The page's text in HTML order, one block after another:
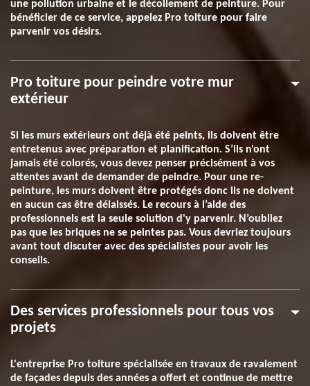
une pollution urbaine et le décollement de peinture. Pour
bénéficier de ce service, appelez Pro toiture pour faire
parvenir vos désirs.
Pro toiture pour peindre votre mur
extérieur
Si les murs extérieurs ont déjà été peints, ils doivent être
entretenus avec préparation et planification. S’ils n'ont
jamais été colorés, vous devez penser précisément à vos
attentes avant de demander de peindre. Pour une re-
peinture, les murs doivent être protégés donc ils ne doivent
en aucun cas être délaissés. Le recours à l’aide des
professionnels est la seule solution d'y parvenir. N’oubliez
pas que les briques ne se peintes pas. Vous devriez toujours
avant tout discuter avec des spécialistes pour avoir les
conseils.
Des services professionnels pour tous vos
projets
L'entreprise Pro toiture spécialisée en travaux de ravalement
de façades depuis des années a offert et continue de mettre